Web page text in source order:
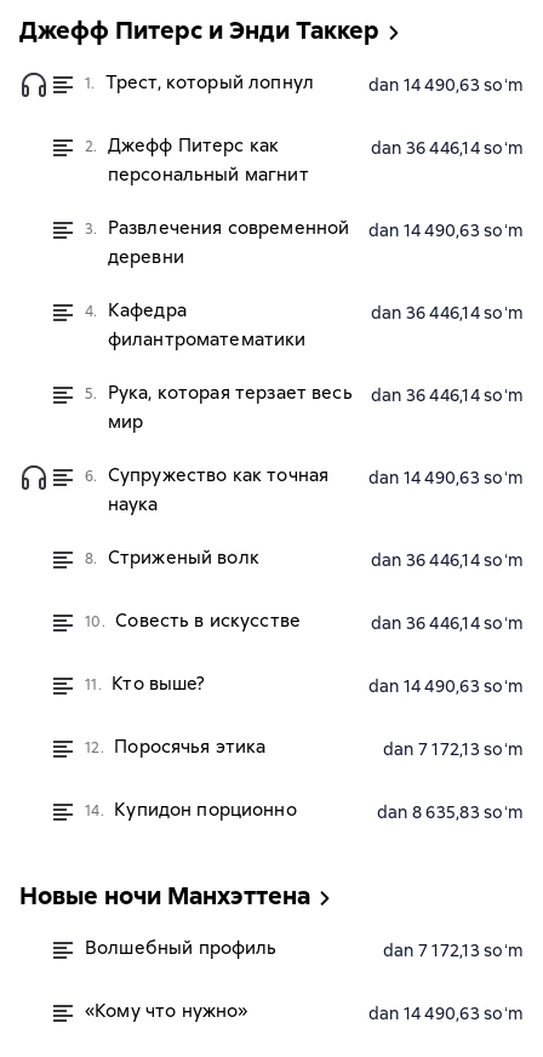
Джефф Питерс и Энди Таккер
1. Трест, который лопнул dan 14 490,63 soʻm
2.
Джефф Питерс как
персональный магнит
dan 36 446,14 soʻm
3.
Развлечения современной
деревни
dan 14 490,63 soʻm
4.
Кафедра
филантроматематики
dan 36 446,14 soʻm
5.
Рука, которая терзает весь
мир
dan 36 446,14 soʻm
6.
Супружество как точная
наука
dan 14 490,63 soʻm
8. Стриженый волк dan 36 446,14 soʻm
10. Совесть в искусстве dan 36 446,14 soʻm
11. Кто выше? dan 14 490,63 soʻm
12. Поросячья этика dan 7 172,13 soʻm
14. Купидон порционно dan 8 635,83 soʻm
Новые ночи Манхэттена
Волшебный профиль dan 7 172,13 soʻm
«Кому что нужно» dan 14 490,63 soʻm